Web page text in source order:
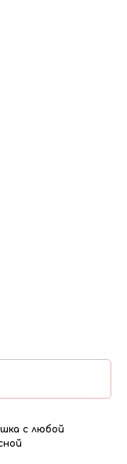
с любой